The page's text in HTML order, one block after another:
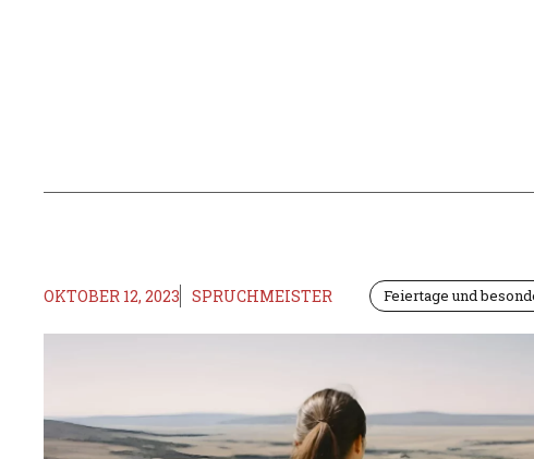
OKTOBER 12, 2023 SPRUCHMEISTER Feiertage und